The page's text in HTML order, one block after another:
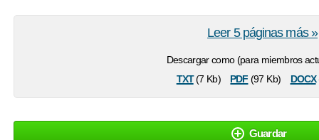
Descargar como (para miembros
txt(7 Kb) pdf (97 Kb) docx
Leer 5 páginas más »
Guardar